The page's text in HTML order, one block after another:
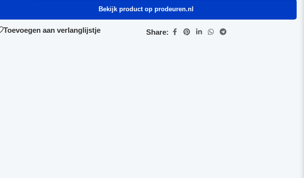
Bekijk product op prodeuren.nl
Toevoegen aan verlanglijstje Share: